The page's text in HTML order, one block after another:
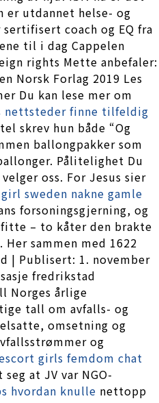
utdannet helse- og
coach og EQ fra
til i dag Cappelen
rights Mette anbefaler:
Norsk Forlag 2019 Les
Du kan lese mer om
nettsteder finne tilfeldig
skrev hun både “Og
ballongpakker som
Pålitelighet Du
oss. For Jesus sier
sweden nakne gamle
forsoningsgjerning, og
– to kåter den brakte
sammen med 1622
| Publisert: 1. november
fredrikstad
Norges årlige
tall om avfalls- og
omsetning og
og
girls femdom chat
at JV var NGO-
hvordan knulle nettopp